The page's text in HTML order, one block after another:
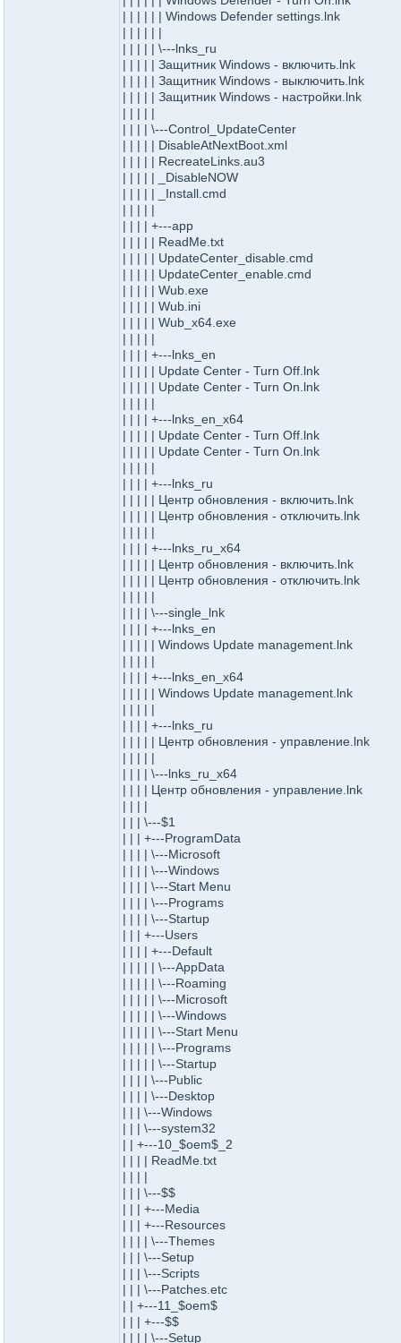
| | | | | | Windows Defender settings.lnk
| | | | | |
| | | | | \---lnks_ru
| | | | | Защитник Windows - включить.lnk
| | | | | Защитник Windows - выключить.lnk
| | | | | Защитник Windows - настройки.lnk
| | | | |
| | | | \---Control_UpdateCenter
| | | | | DisableAtNextBoot.xml
| | | | | RecreateLinks.au3
| | | | | _DisableNOW
| | | | | _Install.cmd
| | | | |
| | | | +---app
| | | | | ReadMe.txt
| | | | | UpdateCenter_disable.cmd
| | | | | UpdateCenter_enable.cmd
| | | | | Wub.exe
| | | | | Wub.ini
| | | | | Wub_x64.exe
| | | | |
| | | | +---lnks_en
| | | | | Update Center - Turn Off.lnk
| | | | | Update Center - Turn On.lnk
| | | | |
| | | | +---lnks_en_x64
| | | | | Update Center - Turn Off.lnk
| | | | | Update Center - Turn On.lnk
| | | | |
| | | | +---lnks_ru
| | | | | Центр обновления - включить.lnk
| | | | | Центр обновления - отключить.lnk
| | | | |
| | | | +---lnks_ru_x64
| | | | | Центр обновления - включить.lnk
| | | | | Центр обновления - отключить.lnk
| | | | |
| | | | \---single_lnk
| | | | +---lnks_en
| | | | | Windows Update management.lnk
| | | | |
| | | | +---lnks_en_x64
| | | | | Windows Update management.lnk
| | | | |
| | | | +---lnks_ru
| | | | | Центр обновления - управление.lnk
| | | | |
| | | | \---lnks_ru_x64
| | | | Центр обновления - управление.lnk
| | | |
| | | \---$1
| | | +---ProgramData
| | | | \---Microsoft
| | | | \---Windows
| | | | \---Start Menu
| | | | \---Programs
| | | | \---Startup
| | | +---Users
| | | | +---Default
| | | | | \---AppData
| | | | | \---Roaming
| | | | | \---Microsoft
| | | | | \---Windows
| | | | | \---Start Menu
| | | | | \---Programs
| | | | | \---Startup
| | | | \---Public
| | | | \---Desktop
| | | \---Windows
| | | \---system32
| | +---10_$oem$_2
| | | | ReadMe.txt
| | | |
| | | \---$$
| | | +---Media
| | | +---Resources
| | | | \---Themes
| | | \---Setup
| | | \---Scripts
| | | \---Patches.etc
| | +---11_$oem$
| | | +---$$
| | | | \---Setup